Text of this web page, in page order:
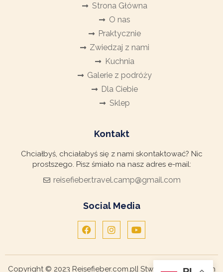
Strona Główna
O nas
Praktycznie
Zwiedzaj z nami
Kuchnia
Galerie z podróży
Dla Ciebie
Sklep
Kontakt
Chciałbyś, chciałabyś się z nami skontaktować? Nic
prostszego. Pisz śmiało na nasz adres e-mail:
reisefieber.travel.camp@gmail.com
Social Media
Copyright © 2023 Reisefieber.com.pl| Stworzone w ramach